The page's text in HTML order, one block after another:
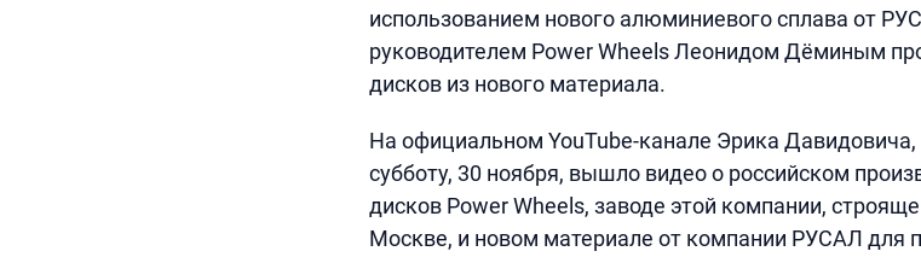
использованием нового алюминиевого сплава от
руководителем Power Wheels Леонидом Дёминым
дисков из нового материала.
На официальном YouTube-канале Эрика
субботу, 30 ноября, вышло видео о российском
дисков Power Wheels, заводе этой компании,
Москве, и новом материале от компании РУСАЛ для